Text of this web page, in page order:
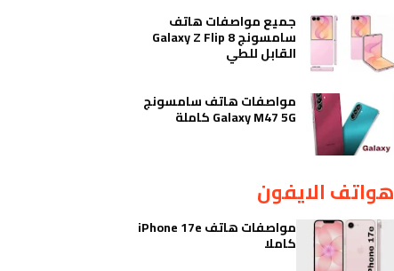
جميع مواصفات هاتف
سامسونج Galaxy Z Flip 8
القابل للطي
مواصفات هاتف سامسونج
Galaxy M47 5G كاملة
هواتف الايفون
مواصفات هاتف iPhone 17e
كاملا